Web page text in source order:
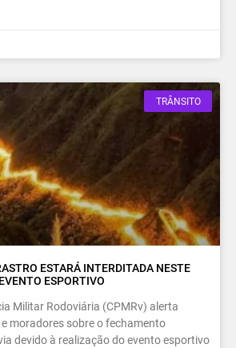
TRÂNSITO
ESTARÁ INTERDITADA NESTE
ESPORTIVO
Militar Rodoviária (CPMRv) alerta
moradores sobre o fechamento
devido à realização do evento esportivo